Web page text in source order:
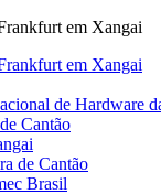
em Xangai
em Xangai
de Hardware
Cantão
de Cantão
Brasil